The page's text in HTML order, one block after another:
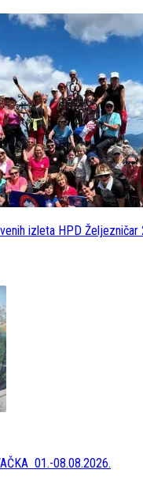
izleta HPD Željezničar
01.-08.08.2026.